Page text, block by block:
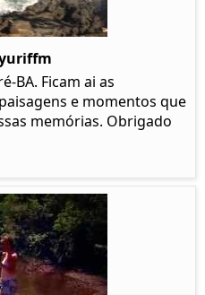
yuriffm
BA. Ficam ai as
e momentos que
memórias. Obrigado